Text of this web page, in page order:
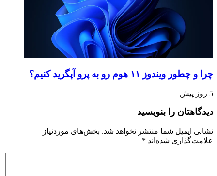
چرا و چطور ویندوز ۱۱ هوم رو به پرو آپگرید کنیم؟
5 روز پیش
دیدگاهتان را بنویسید
نشانی ایمیل شما منتشر نخواهد شد. بخش‌های موردنیاز
علامت‌گذاری شده‌اند *